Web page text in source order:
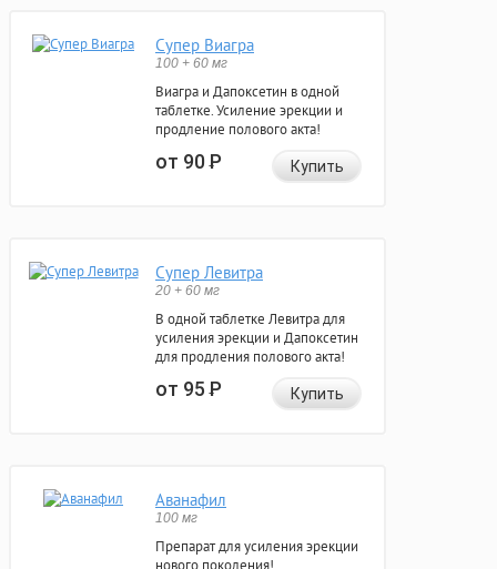
Супер Виагра
100 + 60 мг
Виагра и Дапоксетин в одной
таблетке. Усиление эрекции и
продление полового акта!
от 90Р Купить
Супер Левитра
20 + 60 мг
В одной таблетке Левитра для
усиления эрекции и Дапоксетин
для продления полового акта!
от 95Р Купить
Аванафил
100 мг
Препарат для усиления эрекции